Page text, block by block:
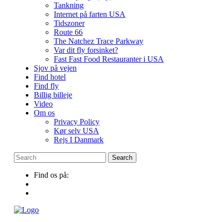
Tankning
Internet på farten USA
Tidszoner
Route 66
The Natchez Trace Parkway
Var dit fly forsinket?
Fast Fast Food Restauranter i USA
Sjov på vejen
Find hotel
Find fly
Billig billeje
Video
Om os
Privacy Policy
Kør selv USA
Rejs I Danmark
Find os på: